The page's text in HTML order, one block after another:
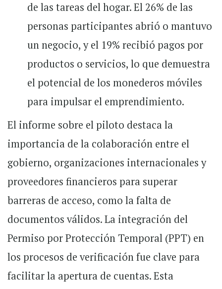
de las tareas del hogar. El 26% de las
personas participantes abrió o mantuvo
un negocio, y el 19% recibió pagos por
productos o servicios, lo que demuestra
el potencial de los monederos móviles
para impulsar el emprendimiento.
El informe sobre el piloto destaca la
importancia de la colaboración entre el
gobierno, organizaciones internacionales y
proveedores financieros para superar
barreras de acceso, como la falta de
documentos válidos. La integración del
Permiso por Protección Temporal (PPT) en
los procesos de verificación fue clave para
facilitar la apertura de cuentas. Esta